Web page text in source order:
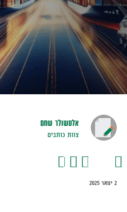
אלטשולר שחם
צוות כותבים
2 ינואר 2025